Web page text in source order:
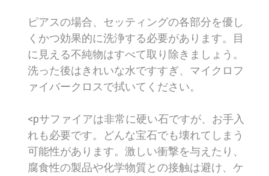
ピアスの場合、セッティングの各部分を優し
くかつ効果的に洗浄する必要があります。目
に見える不純物はすべて取り除きましょう。
洗った後はきれいな水ですすぎ、マイクロフ
ァイバークロスで拭いてください。
<pサファイアは非常に硬い石ですが、お手入
れも必要です。どんな宝石でも壊れてしまう
可能性があります。激しい衝撃を与えたり、
腐食性の製品や化学物質との接触は避け、ケ